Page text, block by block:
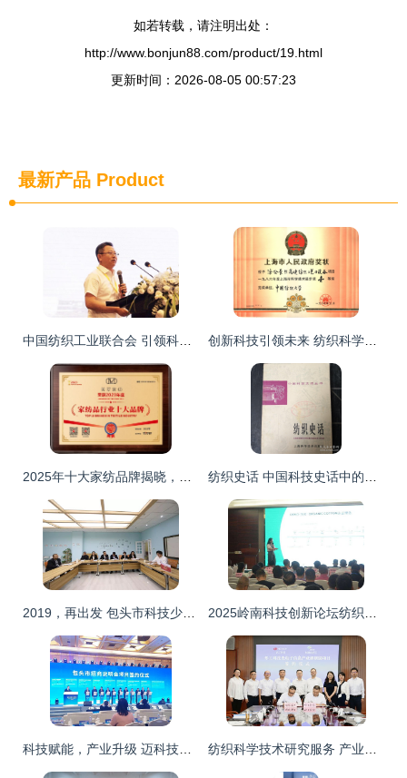
如若转载，请注明出处：
http://www.bonjun88.com/product/19.html
更新时间：2026-08-05 00:57:23
最新产品 Product